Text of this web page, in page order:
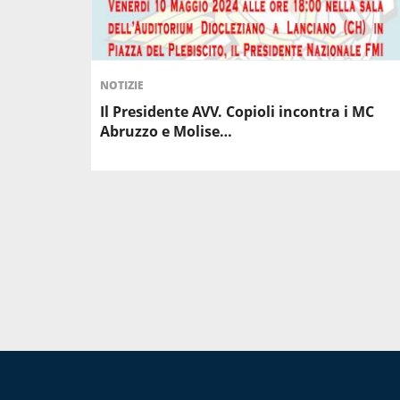
NOTIZIE
Il Presidente AVV. Copioli incontra i MC
Abruzzo e Molise…